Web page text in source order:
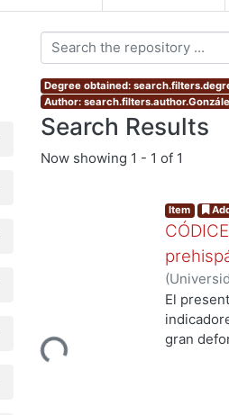
Degree obtained:
Author:
Search Results
Now showing 1 - 1 of 1
Loading...
Item
(
de
El
gran